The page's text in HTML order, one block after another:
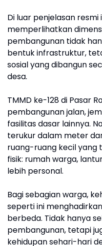
Di luar penjelasan
memperlihatkan
pembangunan tidak
bentuk infrastruktur,
sosial yang dibangun
desa.
TMMD ke-128 di Pasar
pembangunan jalan,
fasilitas dasar lainnya.
terukur dalam meter
ruang-ruang kecil yang
fisik: rumah warga,
lebih personal.
Bagi sebagian warga,
seperti ini
berbeda. Tidak hanya
pembangunan, tetapi
kehidupan sehari-hari